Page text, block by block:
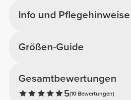
Info und Pflegehinweise
Gesamtbewertungen
5(10 Bewertungen)
Größen-Guide